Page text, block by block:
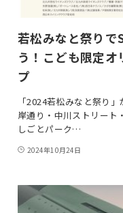
若松みなと祭り
う！こども限定
プ
「2024若松みなと祭り
岸通り・中川ストリート
しごとパーク…
2024年10月24日